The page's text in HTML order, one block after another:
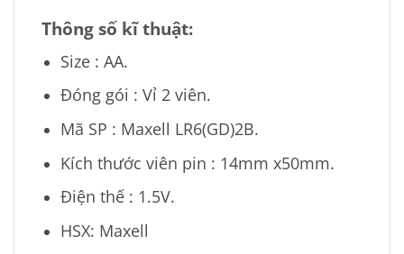
Thông số kĩ thuật:
Size : AA.
Đóng gói : Vỉ 2 viên.
Mã SP : Maxell LR6(GD)2B.
Kích thước viên pin : 14mm x50mm.
Điện thế : 1.5V.
HSX: Maxell